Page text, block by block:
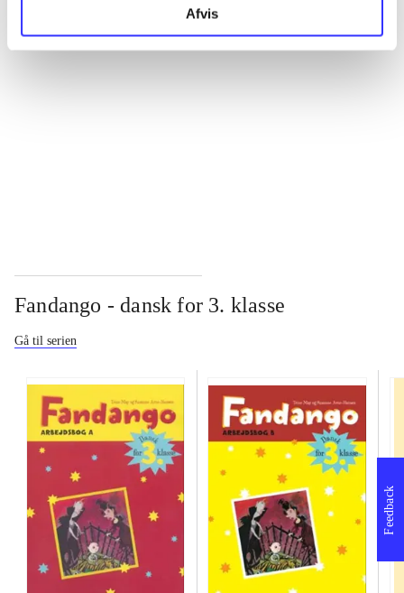
Afvis
...
Fandango - dansk for 3. klasse
Gå til serien
Feedback